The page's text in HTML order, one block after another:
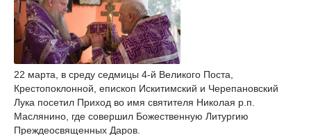
22 марта, в среду седмицы 4-й Великого Поста,
Крестопоклонной, епископ Искитимский и Черепановский
Лука посетил Приход во имя святителя Николая р.п.
Маслянино, где совершил Божественную Литургию
Преждеосвященных Даров.